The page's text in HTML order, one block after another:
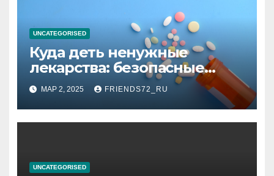
UNCATEGORISED
Куда деть ненужные
лекарства: безопасные
способы утилизации
МАР 2, 2025 FRIENDS72_RU
UNCATEGORISED